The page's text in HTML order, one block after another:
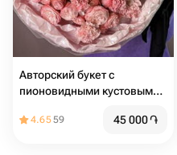
Авторский букет с
пионовидными кустовыми
диантусами
4.6559 45 000֏